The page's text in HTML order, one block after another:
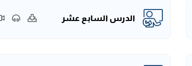
الدرس السابع عشر